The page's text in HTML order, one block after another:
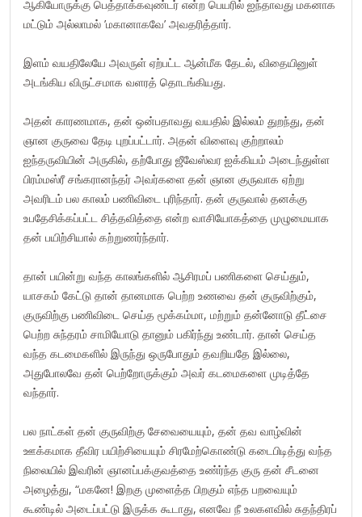
ஆகியோருக்கு பெத்தாக்கவுண்டர் என்ற பெயரில் ஐந்தாவது மகனாக
மட்டும் அல்லாமல் ’மகானாகவே’ அவதரித்தார்.
இளம் வயதிலேயே அவருள் ஏற்பட்ட ஆன்மீக தேடல், விதையினுள்
அடங்கிய விருட்சமாக வளரத் தொடங்கியது.
அதன் காரணமாக, தன் ஒன்பதாவது வயதில் இல்லம் துறந்து, தன்
ஞான குருவை தேடி புறப்பட்டார். அதன் விளைவு குற்றாலம்
ஐந்தருவியின் அருகில், தற்போது ஜீவேஸ்வர ஐக்கியம் அடைந்துள்ள
பிரம்மஸ்ரீ சங்கரானந்தர் அவர்களை தன் ஞான குருவாக ஏற்று
அவரிடம் பல காலம் பணிவிடை புரிந்தார். தன் குருவால் தனக்கு
உபதேசிக்கப்பட்ட சித்தவித்தை என்ற வாசியோகத்தை முழுமையாக
தன் பயிற்சியால் கற்றுணர்ந்தார்.
தான் பயின்று வந்த காலங்களில் ஆசிரமப் பணிகளை செய்தும்,
யாசகம் கேட்டு தான் தானமாக பெற்ற உணவை தன் குருவிற்கும்,
குருவிற்கு பணிவிடை செய்த மூக்கம்மா, மற்றும் தன்னோடு தீட்சை
பெற்ற சுந்தரம் சாமியோடு தானும் பகிர்ந்து உண்டார். தான் செய்த
வந்த கடமைகளில் இருந்து ஒருபோதும் தவறியதே இல்லை,
அதுபோலவே தன் பெற்றோருக்கும் அவர் கடமைகளை முடித்தே
வந்தார்.
பல நாட்கள் தன் குருவிற்கு சேவையையும், தன் தவ வாழ்வின்
ஊக்கமாக தீவிர பயிற்சியையும் சிரமேற்கொண்டு கடைபிடித்து வந்த
நிலையில் இவரின் ஞானப்பக்குவத்தை உண்ர்ந்த குரு தன் சீடனை
அழைத்து, “மகனே! இறகு முளைத்த பிறகும் எந்த பறவையும்
கூண்டில் அடைப்பட்டு இருக்க கூடாது, எனவே நீ உலகளவில் சுதந்திரப்